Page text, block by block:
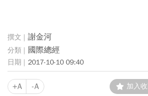
謝金河
國際總經
2017-10-10 09:40
+A -A 加入